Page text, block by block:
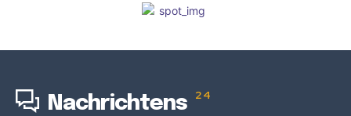
Nachrichtens 24